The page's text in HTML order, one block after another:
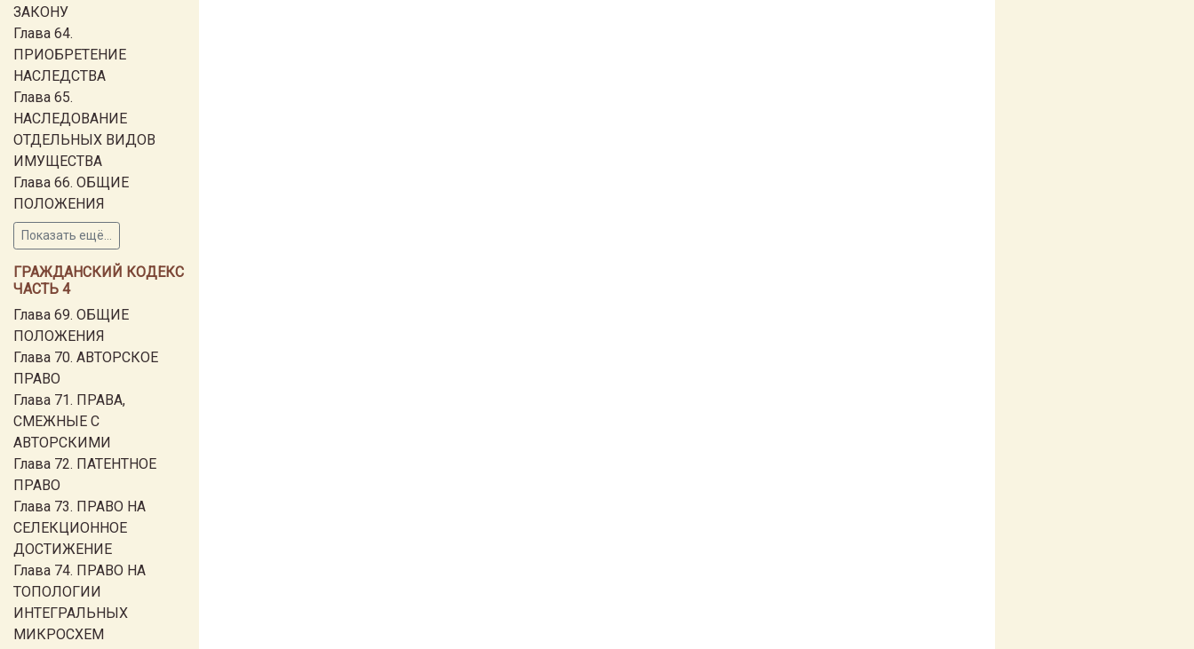
ЗАКОНУ
Глава 64.
ПРИОБРЕТЕНИЕ
НАСЛЕДСТВА
Глава 65.
НАСЛЕДОВАНИЕ
ОТДЕЛЬНЫХ ВИДОВ
ИМУЩЕСТВА
Глава 66. ОБЩИЕ
ПОЛОЖЕНИЯ
Показать ещё...
ГРАЖДАНСКИЙ КОДЕКС
ЧАСТЬ 4
Глава 69. ОБЩИЕ
ПОЛОЖЕНИЯ
Глава 70. АВТОРСКОЕ
ПРАВО
Глава 71. ПРАВА,
СМЕЖНЫЕ С
АВТОРСКИМИ
Глава 72. ПАТЕНТНОЕ
ПРАВО
Глава 73. ПРАВО НА
СЕЛЕКЦИОННОЕ
ДОСТИЖЕНИЕ
Глава 74. ПРАВО НА
ТОПОЛОГИИ
ИНТЕГРАЛЬНЫХ
МИКРОСХЕМ